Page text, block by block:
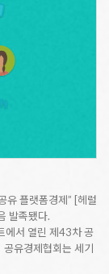
유 플랫폼경제” [헤럴
발족됐다.
에서 열린 제43차 공
공유경제협회는 세기